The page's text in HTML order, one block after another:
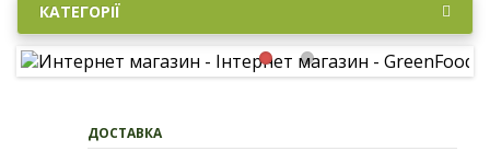
КАТЕГОРІЇ
ДОСТАВКА